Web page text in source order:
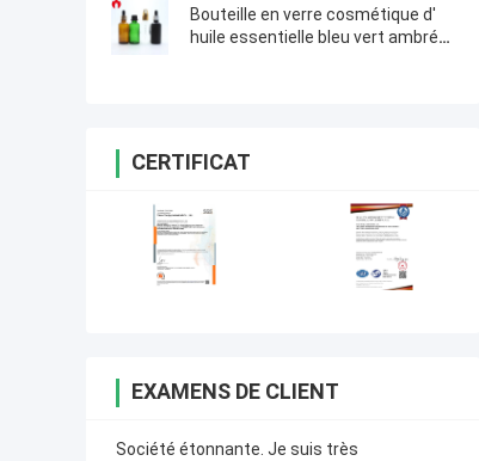
Bouteille en verre cosmétique d'
huile essentielle bleu vert ambrée
CERTIFICAT
EXAMENS DE CLIENT
Société étonnante. Je suis très